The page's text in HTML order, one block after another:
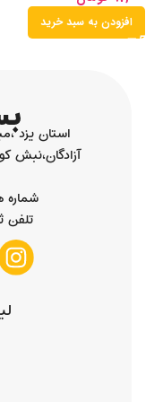
افزودن به سبد خرید
استان یزد
آزادگان،نبش
شماره
تلفن ثابت: